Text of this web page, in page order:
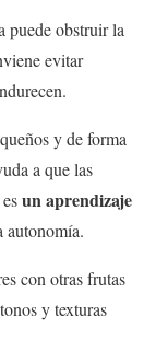
puede obstruir la
evitar
y de forma
a que las
un aprendizaje
autonomía.
con otras frutas
y texturas